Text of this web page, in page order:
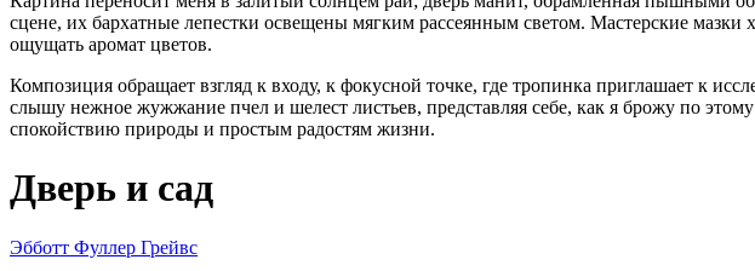
сцене, их бархатные лепестки освещены мягким рассеянным светом. Мастерские
ощущать аромат цветов.
Композиция обращает взгляд к входу, к фокусной точке, где тропинка приглашает к
слышу нежное жужжание пчел и шелест листьев, представляя себе, как я брожу по
спокойствию природы и простым радостям жизни.
Дверь и сад
Эбботт Фуллер Грейвс